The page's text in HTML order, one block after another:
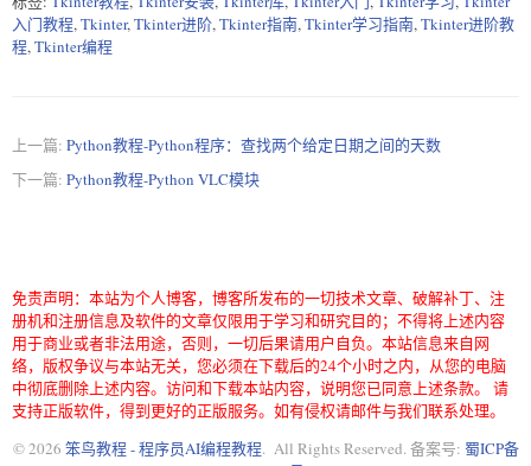
入门教程,Tkinter,Tkinter进阶,Tkinter指南,Tkinter学习指南,Tkinter进阶教
程,Tkinter编程
上一篇: Python教程-Python程序：查找两个给定日期之间的天数
下一篇: Python教程-Python VLC模块
免责声明：本站为个人博客，博客所发布的一切技术文章、破解补丁、注
册机和注册信息及软件的文章仅限用于学习和研究目的；不得将上述内容
用于商业或者非法用途，否则，一切后果请用户自负。本站信息来自网
络，版权争议与本站无关，您必须在下载后的24个小时之内，从您的电脑
中彻底删除上述内容。访问和下载本站内容，说明您已同意上述条款。 请
支持正版软件，得到更好的正版服务。如有侵权请邮件与我们联系处理。
© 2026 笨鸟教程 - 程序员AI编程教程. All Rights Reserved. 备案号: 蜀ICP备